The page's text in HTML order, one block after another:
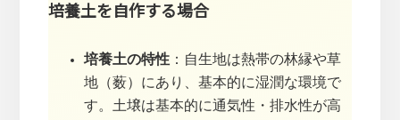
培養土を自作する場合
培養土の特性：自生地は熱帯の林縁や草
地（薮）にあり、基本的に湿潤な環境で
す。土壌は基本的に通気性・排水性が高